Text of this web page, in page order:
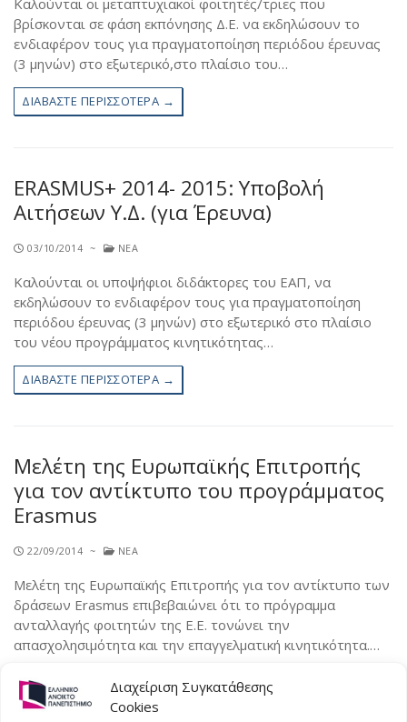
Διαχείριση Συγκατάθεσης
Cookies
Καλούνται οι μεταπτυχιακοί φοιτητές/τριες που
βρίσκονται σε φάση εκπόνησης Δ.Ε. να εκδηλώσουν το
ενδιαφέρον τους για πραγματοποίηση περιόδου έρευνας
(3 μηνών) στο εξωτερικό,στο πλαίσιο του…
ΔΙΑΒΆΣΤΕ ΠΕΡΙΣΣΌΤΕΡΑ →
ERASMUS+ 2014- 2015: Υποβολή
Αιτήσεων Υ.Δ. (για Έρευνα)
03/10/2014 ~ ΝΈΑ
Καλούνται οι υποψήφιοι διδάκτορες του ΕΑΠ, να
εκδηλώσουν το ενδιαφέρον τους για πραγματοποίηση
περιόδου έρευνας (3 μηνών) στο εξωτερικό στο πλαίσιο
του νέου προγράμματος κινητικότητας…
ΔΙΑΒΆΣΤΕ ΠΕΡΙΣΣΌΤΕΡΑ →
Μελέτη της Ευρωπαϊκής Επιτροπής
για τον αντίκτυπο του προγράμματος
Erasmus
22/09/2014 ~ ΝΈΑ
Μελέτη της Ευρωπαϊκής Επιτροπής για τον αντίκτυπο των
δράσεων Erasmus επιβεβαιώνει ότι το πρόγραμμα
ανταλλαγής φοιτητών της Ε.Ε. τονώνει την
απασχολησιμότητα και την επαγγελματική κινητικότητα.…
ΔΙΑΒΆΣΤΕ ΠΕΡΙΣΣΌΤΕΡΑ →